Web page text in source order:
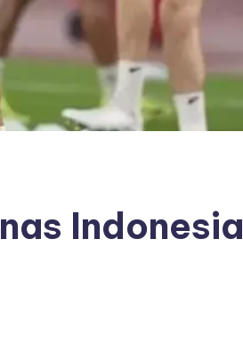
Indonesia